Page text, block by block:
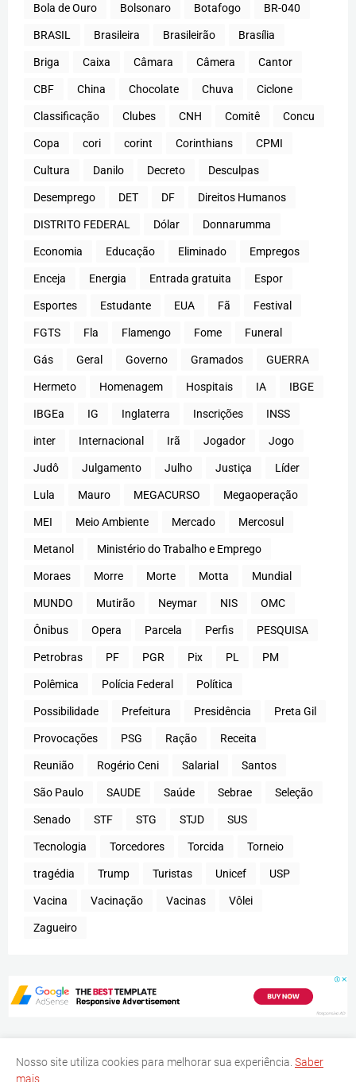
Bola de Ouro Bolsonaro Botafogo BR-040
BRASIL Brasileira Brasileirão Brasília
Briga Caixa Câmara Câmera Cantor
CBF China Chocolate Chuva Ciclone
Classificação Clubes CNH Comitê Concu
Copa cori corint Corinthians CPMI
Cultura Danilo Decreto Desculpas
Desemprego DET DF Direitos Humanos
DISTRITO FEDERAL Dólar Donnarumma
Economia Educação Eliminado Empregos
Enceja Energia Entrada gratuita Espor
Esportes Estudante EUA Fã Festival
FGTS Fla Flamengo Fome Funeral
Gás Geral Governo Gramados GUERRA
Hermeto Homenagem Hospitais IA IBGE
IBGEa IG Inglaterra Inscrições INSS
inter Internacional Irã Jogador Jogo
Judô Julgamento Julho Justiça Líder
Lula Mauro MEGACURSO Megaoperação
MEI Meio Ambiente Mercado Mercosul
Metanol Ministério do Trabalho e Emprego
Moraes Morre Morte Motta Mundial
MUNDO Mutirão Neymar NIS OMC
Ônibus Opera Parcela Perfis PESQUISA
Petrobras PF PGR Pix PL PM
Polêmica Polícia Federal Política
Possibilidade Prefeitura Presidência Preta Gil
Provocações PSG Ração Receita
Reunião Rogério Ceni Salarial Santos
São Paulo SAUDE Saúde Sebrae Seleção
Senado STF STG STJD SUS
Tecnologia Torcedores Torcida Torneio
tragédia Trump Turistas Unicef USP
Vacina Vacinação Vacinas Vôlei
Zagueiro
Nosso site utiliza cookies para melhorar sua experiência. Saber
mais